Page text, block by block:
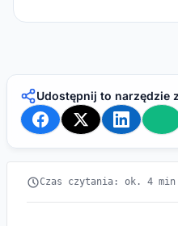
Udostępnij to narzędzie
Czas czytania: ok. 4 min